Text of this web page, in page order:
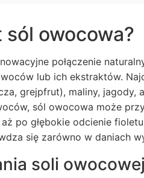
owocowa?
połączenie
lub ich ekstraktów.
grejpfrut), maliny, jagody,
sól owocowa może
po głębokie odcienie
się zarówno w daniach
soli